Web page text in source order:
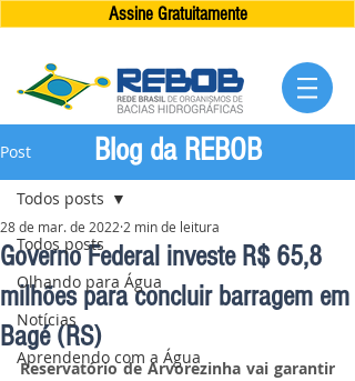
Assine Gratuitamente
Post
Todos posts
Olhando para Água
Notícias
Aprendendo com a Água
Todos posts
Governo Federal investe R$ 65,8
milhões para concluir barragem em
Bagé (RS)
28 de mar. de 2022 2 min de leitura
Reservatório de Arvorezinha vai garantir
Blog da REBOB